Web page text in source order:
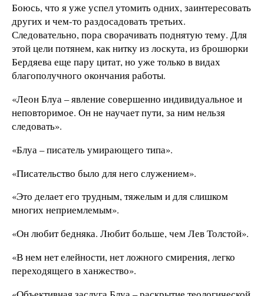
Боюсь, что я уже успел утомить одних, заинтересовать
других и чем-то раздосадовать третьих.
Следовательно, пора сворачивать поднятую тему. Для
этой цели потянем, как нитку из лоскута, из брошюрки
Бердяева еще пару цитат, но уже только в видах
благополучного окончания работы.
«Леон Блуа – явление совершенно индивидуальное и
неповторимое. Он не научает пути, за ним нельзя
следовать».
«Блуа – писатель умирающего типа».
«Писательство было для него служением».
«Это делает его трудным, тяжелым и для слишком
многих неприемлемым».
«Он любит бедняка. Любит больше, чем Лев Толстой».
«В нем нет елейности, нет ложного смирения, легко
переходящего в ханжество».